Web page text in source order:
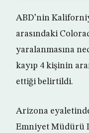
ABD’nin
arasındaki
yaralanmasına
kayıp 4 kişinin
ettiği belirtildi.
Arizona
Emniyet Müdürü